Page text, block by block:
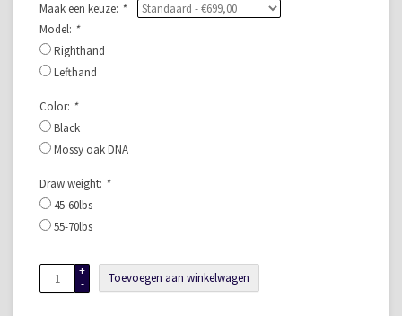
Maak een keuze: *
Model: *
Righthand
Lefthand
Color: *
Black
Mossy oak DNA
Draw weight: *
45-60lbs
55-70lbs
+
-
Toevoegen aan winkelwagen